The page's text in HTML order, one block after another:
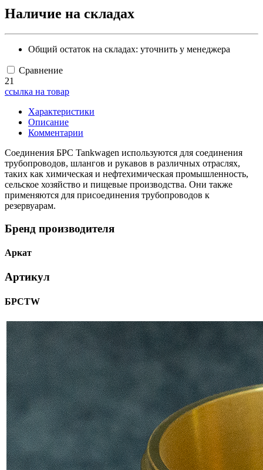
Наличие на складах
Общий остаток на складах: уточнить у менеджера
Сравнение
21
ссылка на товар
Характеристики
Описание
Комментарии
Соединения БРС Tankwagen используются для соединения
трубопроводов, шлангов и рукавов в различных отраслях,
таких как химическая и нефтехимическая промышленность,
сельское хозяйство и пищевые производства. Они также
применяются для присоединения трубопроводов к
резервуарам.
Бренд производителя
Аркат
Артикул
БРСTW